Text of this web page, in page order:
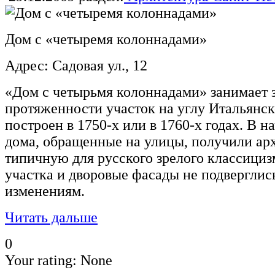
Дом с «четыремя колоннадами»
Адрес: Садовая ул., 12
«Дом с четырьмя колоннадами» занимает
протяженности участок на углу
построен в 1750-х или в 1760-х годах. В
дома, обращенные на улицы, получили
типичную для русского зрелого
участка и дворовые фасады не
изменениям.
Читать дальше
0
Your rating: None